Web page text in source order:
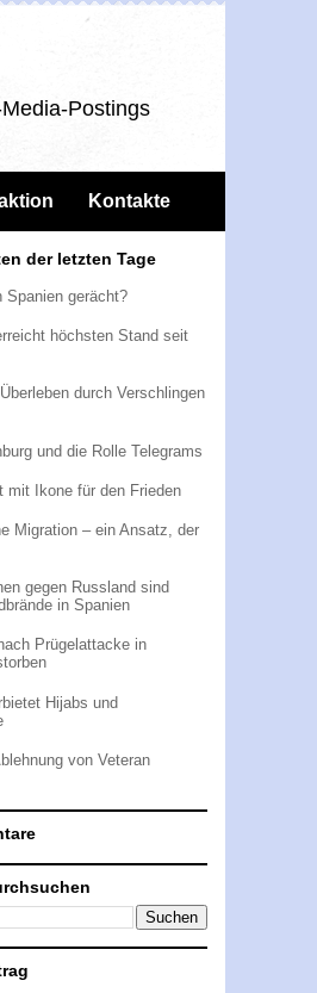
Postings
Kontakte
der letzten Tage
Spanien gerächt?
höchsten Stand seit
durch Verschlingen
und die Rolle Telegrams
mit Ikone für den Frieden
Migration – ein Ansatz, der
gegen Russland sind
in Spanien
Prügelattacke in
Hijabs und
von Veteran